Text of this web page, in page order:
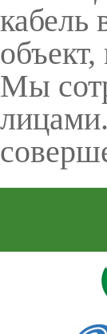
кабель
Мы